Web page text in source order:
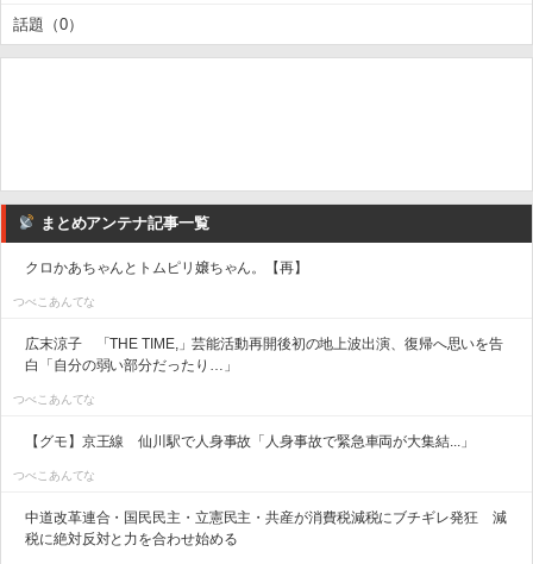
話題（0）
まとめアンテナ記事一覧
クロかあちゃんとトムピリ嬢ちゃん。【再】
つべこあんてな
広末涼子 「THE TIME,」芸能活動再開後初の地上波出演、復帰へ思いを告
白「自分の弱い部分だったり…」
つべこあんてな
【グモ】京王線 仙川駅で人身事故「人身事故で緊急車両が大集結...」
つべこあんてな
中道改革連合・国民民主・立憲民主・共産が消費税減税にブチギレ発狂 減
税に絶対反対と力を合わせ始める